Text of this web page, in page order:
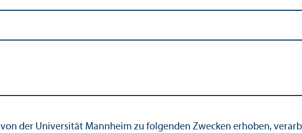
der Universität Mannheim zu folgenden Zwecken erhoben,